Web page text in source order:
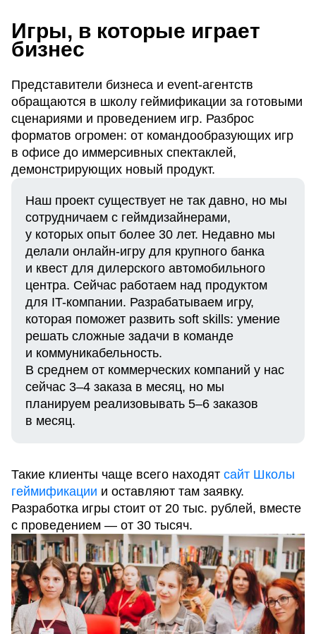
Игры, в которые играет
бизнес
Представители бизнеса и event-агентств
обращаются в школу геймификации за готовыми
сценариями и проведением игр. Разброс
форматов огромен: от командообразующих игр
в офисе до иммерсивных спектаклей,
демонстрирующих новый продукт.
Наш проект существует не так давно, но мы
сотрудничаем с геймдизайнерами,
у которых опыт более 30 лет. Недавно мы
делали онлайн-игру для крупного банка
и квест для дилерского автомобильного
центра. Сейчас работаем над продуктом
для IT-компании. Разрабатываем игру,
которая поможет развить soft skills: умение
решать сложные задачи в команде
и коммуникабельность.
В среднем от коммерческих компаний у нас
сейчас 3–4 заказа в месяц, но мы
планируем реализовывать 5–6 заказов
в месяц.
Такие клиенты чаще всего находят сайт Школы
геймификации и оставляют там заявку.
Разработка игры стоит от 20 тыс. рублей, вместе
с проведением — от 30 тысяч.